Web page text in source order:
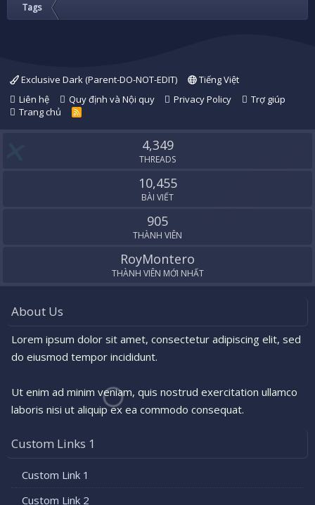
Tags
Exclusive Dark (Parent-DO-NOT-EDIT)
Tiếng Việt
Liên hệ
Quy định và Nội quy Privacy Policy
Trợ giúp
Trang chủ
R
S
4,349
THREADS
10,455
BÀI VIẾT
905
THÀNH VIÊN
RoyMontero
THÀNH VIÊN MỚI NHẤT
About Us
Lorem ipsum dolor sit amet, consectetur adipiscing elit, sed
do eiusmod tempor incididunt.
Ut enim ad minim veniam, quis nostrud exercitation ullamco
laboris nisi ut aliquip ex ea commodo consequat.
Custom Links 1
Custom Link 1
Custom Link 2